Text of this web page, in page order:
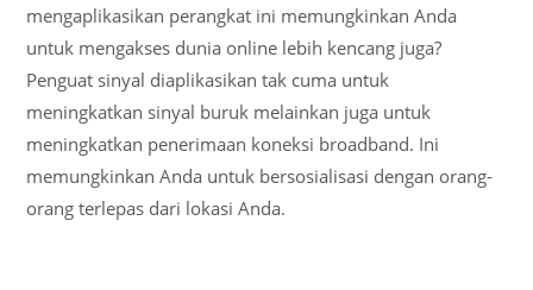
mengaplikasikan perangkat ini memungkinkan Anda
untuk mengakses dunia online lebih kencang juga?
Penguat sinyal diaplikasikan tak cuma untuk
meningkatkan sinyal buruk melainkan juga untuk
meningkatkan penerimaan koneksi broadband. Ini
memungkinkan Anda untuk bersosialisasi dengan orang-
orang terlepas dari lokasi Anda.